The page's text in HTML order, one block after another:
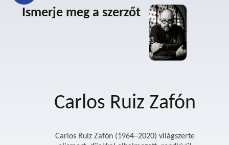
Ismerje meg a szerzőt
Carlos Ruiz Zafón
Carlos Ruiz Zafón (1964–2020) világszerte